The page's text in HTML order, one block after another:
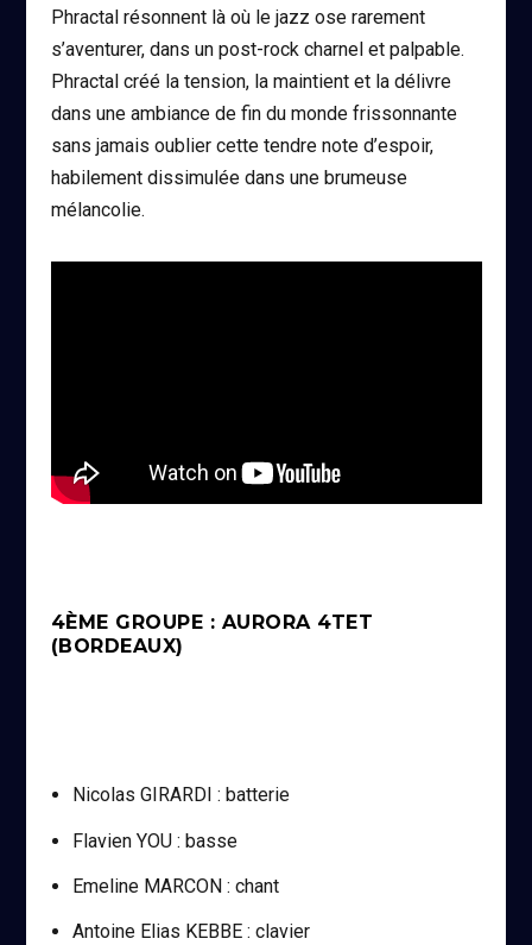
Phractal résonnent là où le jazz ose rarement
s’aventurer, dans un post-rock charnel et palpable.
Phractal créé la tension, la maintient et la délivre
dans une ambiance de fin du monde frissonnante
sans jamais oublier cette tendre note d’espoir,
habilement dissimulée dans une brumeuse
mélancolie.
4ÈME GROUPE : AURORA 4TET
(BORDEAUX)
Nicolas GIRARDI : batterie
Flavien YOU : basse
Emeline MARCON : chant
Antoine Elias KEBBE : clavier